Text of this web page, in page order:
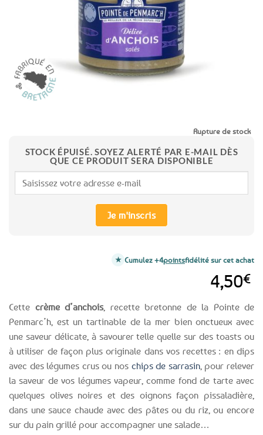
Cette crème d’anchois, recette bretonne de la Pointe de
Penmarc’h, est un tartinable de la mer bien onctueux avec
une saveur délicate, à savourer telle quelle sur des toasts ou
à utiliser de façon plus originale dans vos recettes : en dips
avec des légumes crus ou nos chips de sarrasin, pour relever
la saveur de vos légumes vapeur, comme fond de tarte avec
quelques olives noires et des oignons façon pissaladière,
dans une sauce chaude avec des pâtes ou du riz, ou encore
sur du pain grillé pour accompagner une salade…
4,50€
Rupture de stock
STOCK ÉPUISÉ. SOYEZ ALERTÉ PAR E-MAIL DÈS
QUE CE PRODUIT SERA DISPONIBLE
Je m'inscris
Cumulez +4pointsfidélité sur cet achat